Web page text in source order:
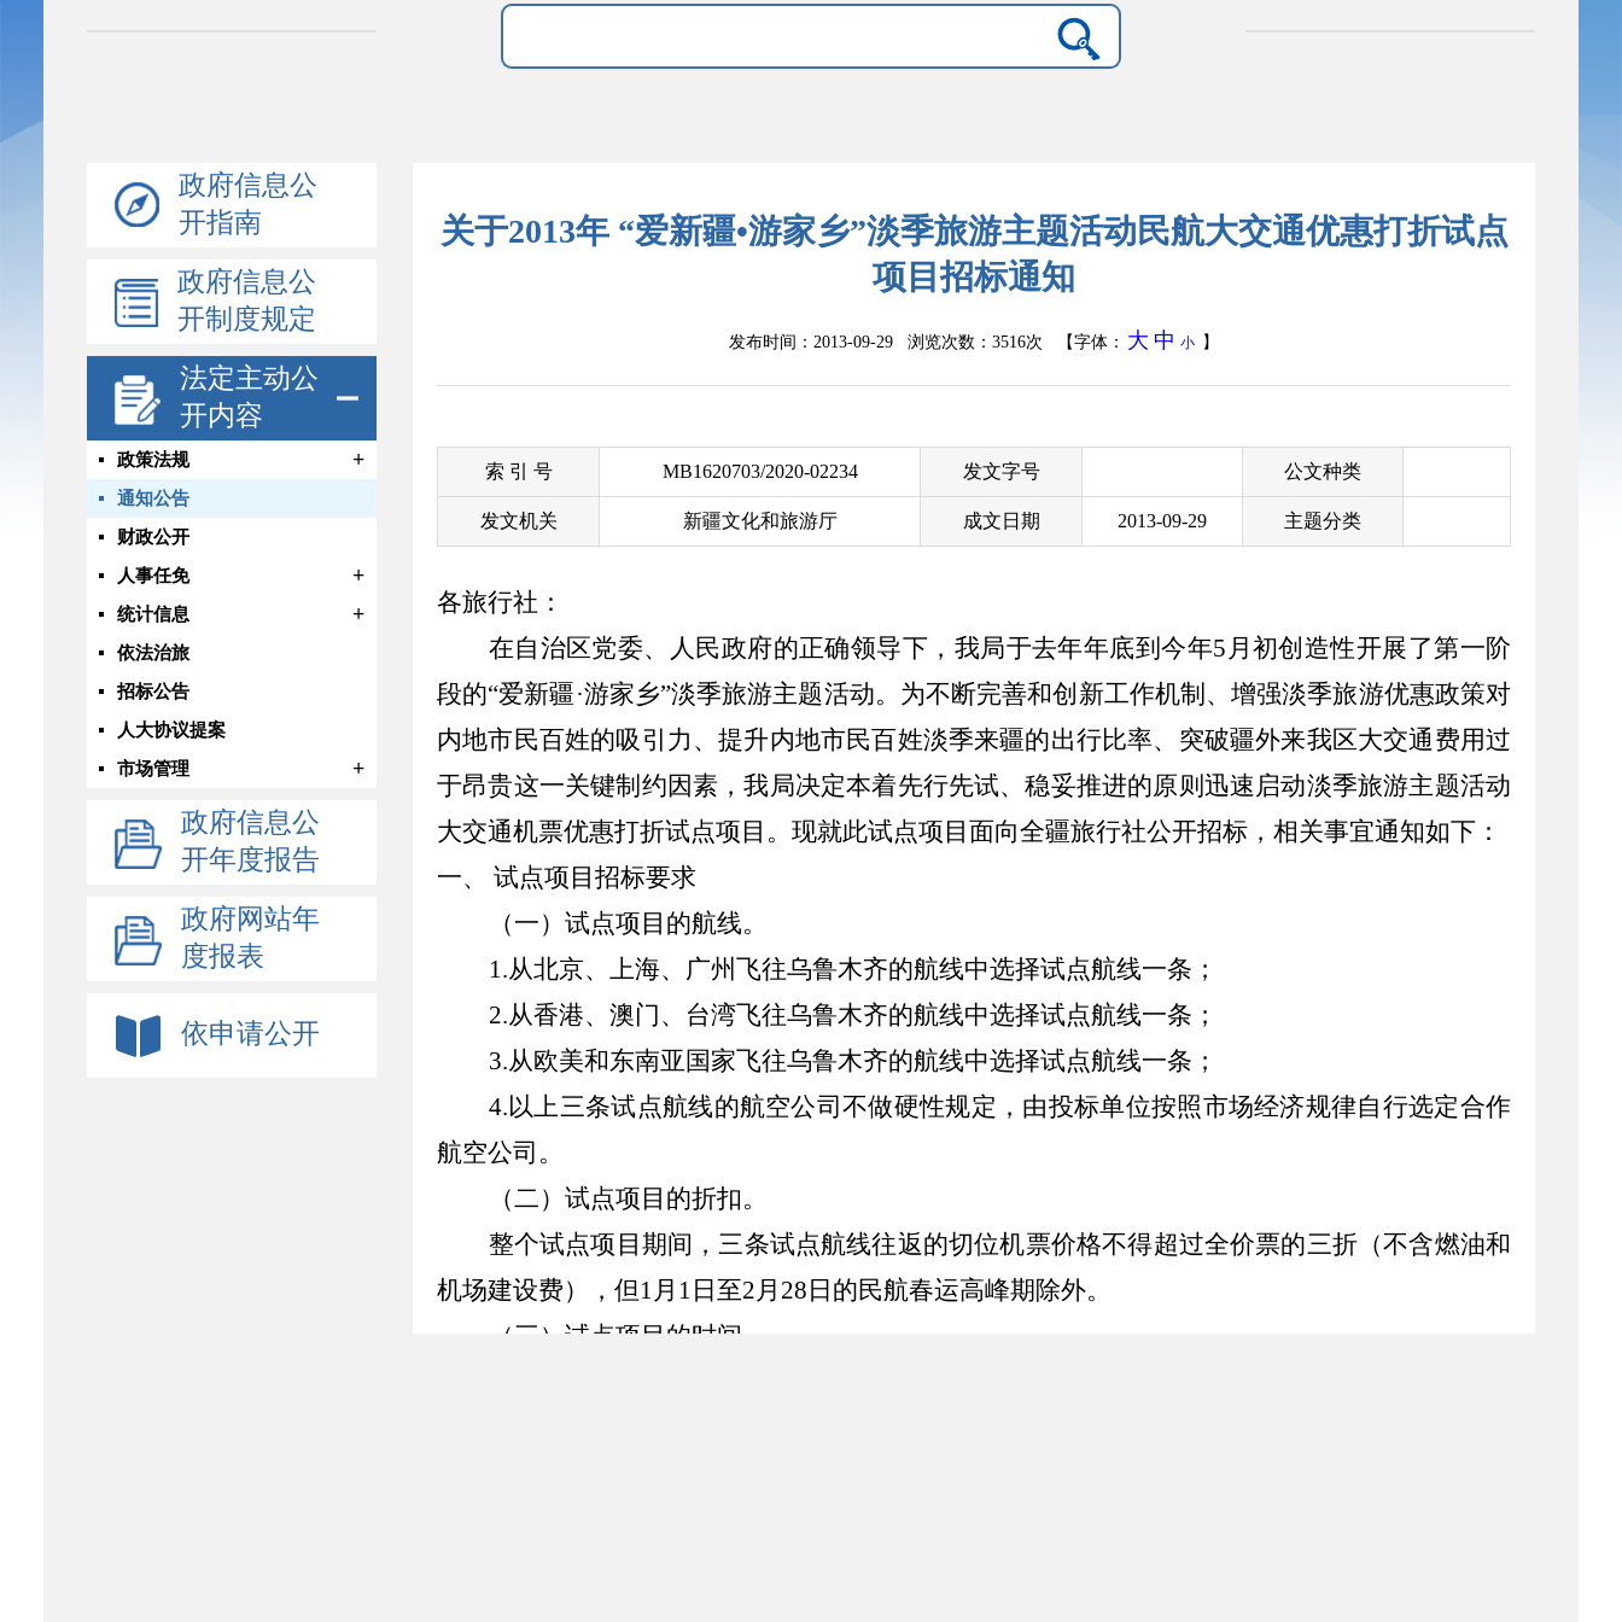
政府信息公
开指南
政府信息公
开制度规定
法定主动公
开内容
政策法规 +
通知公告
财政公开
人事任免
+
统计信息 +
依法治旅
招标公告
人大协议提案
市场管理
+
政府信息公
开年度报告
政府网站年
度报表
依申请公开
关于2013年 “爱新疆•游家乡”淡季旅游主题活动民航大交通优惠打折试点
项目招标通知
发布时间：2013-09-29 浏览次数： 3516次 【字体： 大 中 小 】
索 引 号 MB1620703/2020-02234 发文字号 公文种类
发文机关 新疆文化和旅游厅 成文日期 2013-09-29 主题分类
各旅行社：
在自治区党委、人民政府的正确领导下， 我局于去年年底到今年5 月初创造性开展了第一阶
段的“爱新疆·游家乡”淡季旅游主题活动。 为不断完善和创新工作机制、增强淡季旅游优惠政策对
内地市民百姓的吸引力、提升内地市民百姓淡季来疆的出行比率、突破疆外来我区大交通费用过
于昂贵这一关键制约因素，我局决定本着先行先试、稳妥推进的原则迅速 启动淡季旅游主题活动
大交通机票优惠打折试点项目。现就此试点项目面向全疆旅行社公开招标，相关事宜通知如下：
一、 试点项目招标要求
（一）试点项目的航线。
1.从北京、上海、广州飞往乌鲁木齐的航线中选择试点航线一条；
2.从香港、澳门、台湾飞往乌鲁木齐的航线中选择试点航线一条；
3.从欧美和东南亚国家飞往乌鲁木齐的航线中选择试点航线一条；
4.以上三条试点航线的航空公司不做硬性规定，由投标单位按照市场经济规律自行选定合作
航空公司。
（二）试点项目的折扣。
整个试点项目期间，三条试点航线往返的切位机票价格不得超过全价票的三折（不含燃油和
机场建设费），但1月 1 日至2月 28 日的民航春运高峰期除外。
（三）试点项目的时间。